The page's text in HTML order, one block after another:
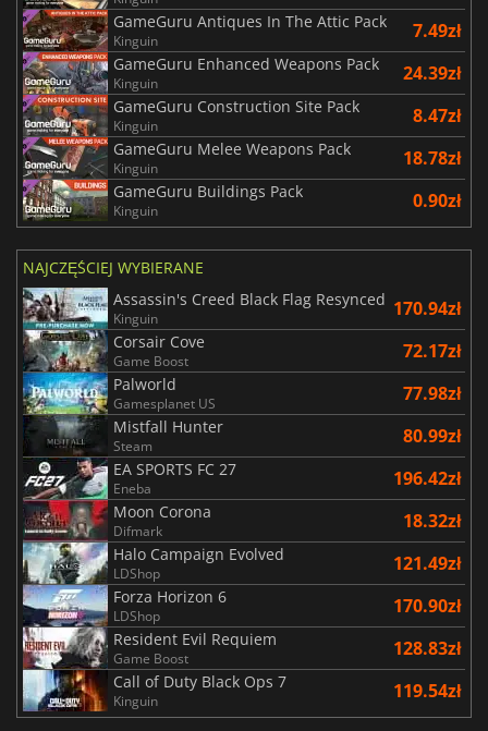
GameGuru Antiques In The Attic Pack
Kinguin 7.49zł
GameGuru Enhanced Weapons Pack
Kinguin 24.39zł
GameGuru Construction Site Pack
Kinguin 8.47zł
GameGuru Melee Weapons Pack
Kinguin 18.78zł
GameGuru Buildings Pack
Kinguin 0.90zł
NAJCZĘŚCIEJ WYBIERANE
Assassin's Creed Black Flag Resynced
Kinguin 170.94zł
Corsair Cove
Game Boost 72.17zł
Palworld
Gamesplanet US 77.98zł
Mistfall Hunter
Steam 80.99zł
EA SPORTS FC 27
Eneba 196.42zł
Moon Corona
Difmark 18.32zł
Halo Campaign Evolved
LDShop 121.49zł
Forza Horizon 6
LDShop 170.90zł
Resident Evil Requiem
Game Boost 128.83zł
Call of Duty Black Ops 7
Kinguin 119.54zł